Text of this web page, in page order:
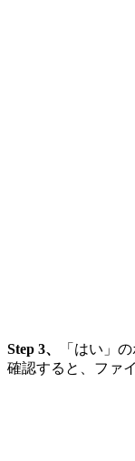
Step 3、
「はい」
確認すると、ファ